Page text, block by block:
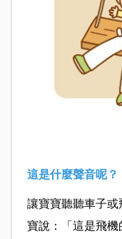
這是什麼聲音呢？
讓寶寶聽聽車子
寶說：「這是飛